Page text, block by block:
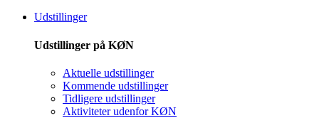
Udstillinger
Udstillinger på KØN
Aktuelle udstillinger
Kommende udstillinger
Tidligere udstillinger
Aktiviteter udenfor KØN